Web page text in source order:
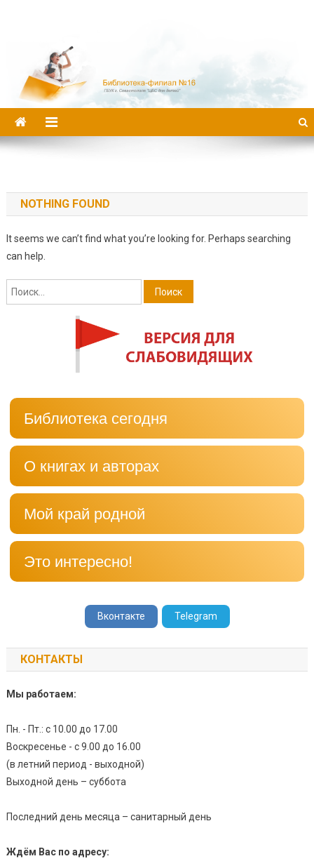
NOTHING FOUND
It seems we can’t find what you’re looking for. Perhaps searching
can help.
Найти:
Библиотека сегодня
О книгах и авторах
Мой край родной
Это интересно!
Вконтакте Telegram
КОНТАКТЫ
Мы работаем:
Пн. - Пт.: с 10.00 до 17.00
Воскресенье - с 9.00 до 16.00
(в летний период - выходной)
Выходной день – суббота
Последний день месяца – санитарный день
Ждём Вас по адресу: